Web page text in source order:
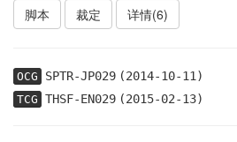
脚本
裁定 详情(6)
OCG SPTR-JP029(2014-10-11)
TCG THSF-EN029(2015-02-13)